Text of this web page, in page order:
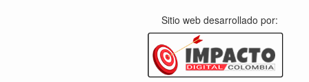
Sitio web desarrollado por: